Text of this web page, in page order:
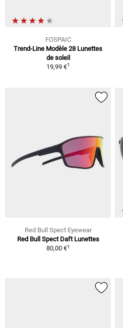
FOSPAIC
Trend-Line Modèle 28 Lunettes
de soleil
19,99 €1
Red Bull Spect Eyewear
Red Bull Spect Daft Lunettes
80,00 €1